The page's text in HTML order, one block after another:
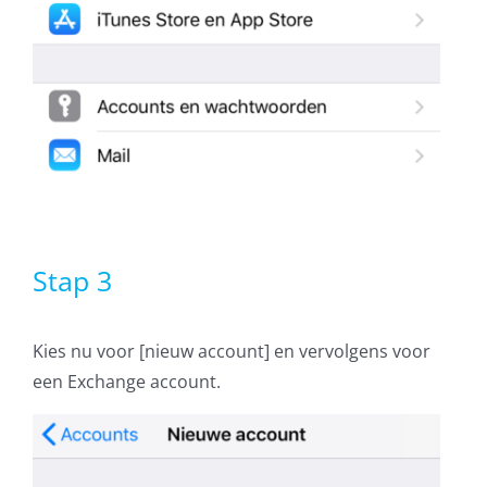
Stap 3
Kies nu voor [nieuw account] en vervolgens voor
een Exchange account.